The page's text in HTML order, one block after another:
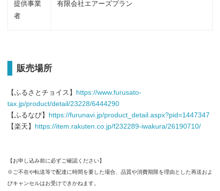
提供事業
者
有限会社エアーズプラン
販売場所
【ふるさとチョイス】
https://www.furusato-
tax.jp/product/detail/23228/6444290
【ふるなび】
https://furunavi.jp/product_detail.aspx?pid=1447347
【楽天】
https://item.rakuten.co.jp/f232289-iwakura/26190710/
【お申し込み前に必ずご確認ください】
※ご不在や転送等で配達に時間を要した場合、品質や消費期限を理由とした再送およ
びキャンセルはお受けできかねます。